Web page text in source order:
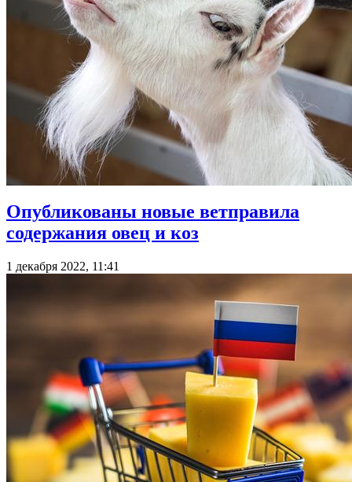
Опубликованы новые ветправила
содержания овец и коз
1 декабря 2022, 11:41